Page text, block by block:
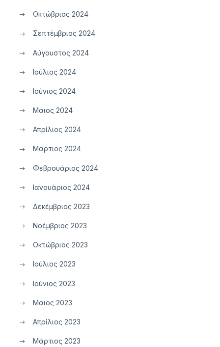
Οκτώβριος 2024
Σεπτέμβριος 2024
Αύγουστος 2024
Ιούλιος 2024
Ιούνιος 2024
Μάιος 2024
Απρίλιος 2024
Μάρτιος 2024
Φεβρουάριος 2024
Ιανουάριος 2024
Δεκέμβριος 2023
Νοέμβριος 2023
Οκτώβριος 2023
Ιούλιος 2023
Ιούνιος 2023
Μάιος 2023
Απρίλιος 2023
Μάρτιος 2023